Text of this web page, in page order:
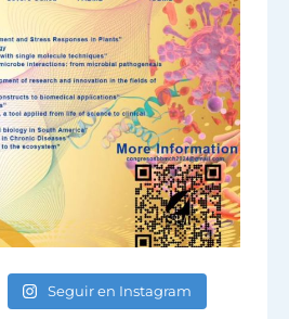
Seguir en Instagram